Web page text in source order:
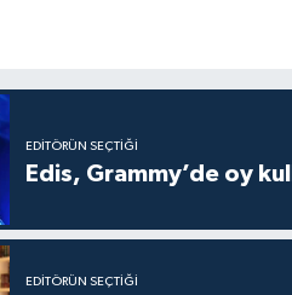
EDITÖRÜN SEÇTIĞI
Edis, Grammy’de oy
EDITÖRÜN SEÇTIĞI